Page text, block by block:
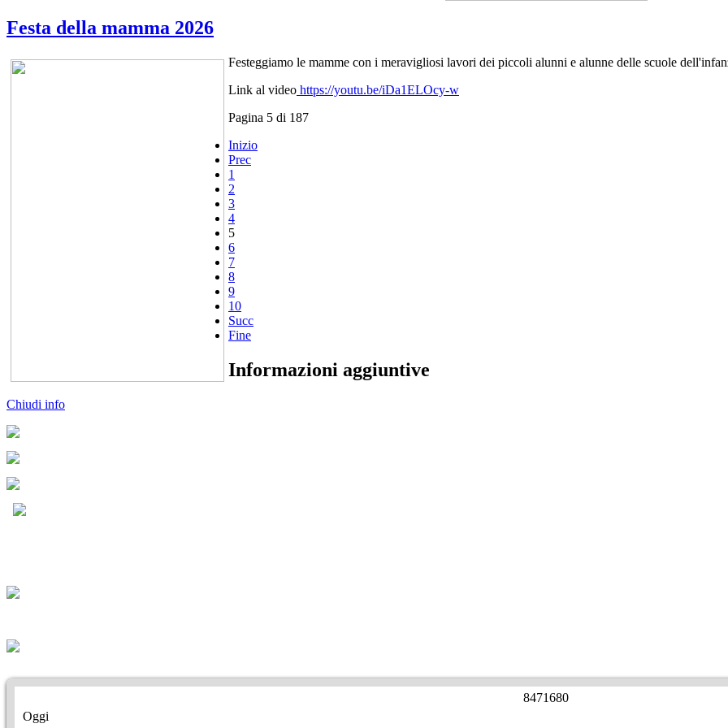
Festa della mamma 2026
Festeggiamo le mamme con i meravigliosi lavori dei piccoli alunni e alunne delle scuole
Link al video https://youtu.be/iDa1ELOcy-w
Pagina 5 di 187
Inizio
Prec
1
2
3
4
5
6
7
8
9
10
Succ
Fine
Informazioni aggiuntive
Chiudi info
8471680
Oggi